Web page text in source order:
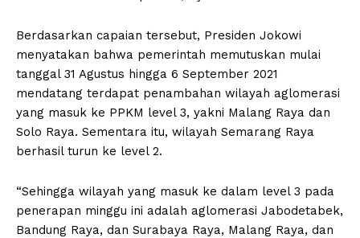
Berdasarkan capaian tersebut, Presiden Jokowi
menyatakan bahwa pemerintah memutuskan mulai
tanggal 31 Agustus hingga 6 September 2021
mendatang terdapat penambahan wilayah aglomerasi
yang masuk ke PPKM level 3, yakni Malang Raya dan
Solo Raya. Sementara itu, wilayah Semarang Raya
berhasil turun ke level 2.
“Sehingga wilayah yang masuk ke dalam level 3 pada
penerapan minggu ini adalah aglomerasi Jabodetabek,
Bandung Raya, dan Surabaya Raya, Malang Raya, dan